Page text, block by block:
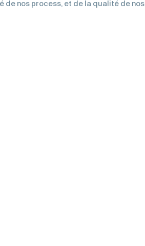
de nos process, et de la qualité de nos